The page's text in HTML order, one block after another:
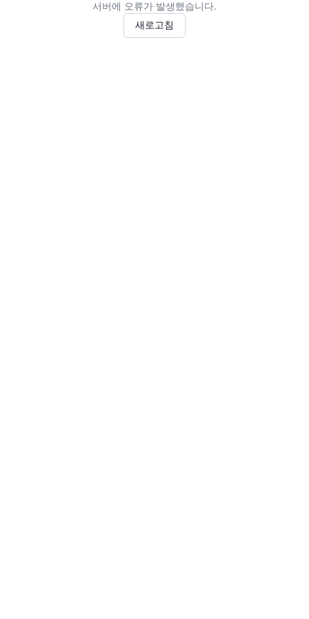
서버에 오류가 발생했습니다.
새로고침